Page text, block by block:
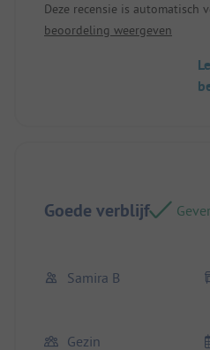
Standplaats/
sanitaire voorzieningen
Deze recensie is automatisch
beoordeling weergeven
Goede verblijf
Samira B
Gezin